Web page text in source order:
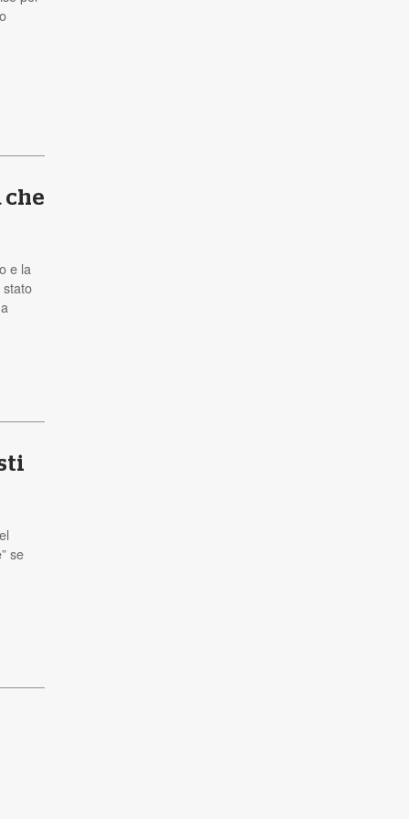
che
e la
stato
se